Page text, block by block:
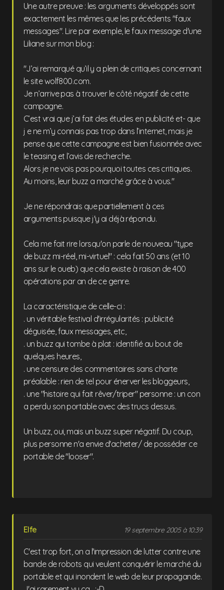
Une autre preuve : les arguments développés sont
exactement les mêmes que les précédents "faux
messages". Lire par exemple, le faux message d'une
Liliane sur mon blog :
"J’ai remarqué qu’il y a plein de critiques concernant
le site wolf800.com.
Je n’arrive pas à trouver le côté négatif de cette
campagne.
C’est vrai que j’ai fait des études en publicité et- que
j e ne m’y connais pas trop dans l’internet, mais je
pense que cette campagne est bien fusionnée avec
le teasing et l’avis de recherche.
Alors je ne vois pas pourquoi toutes ces critiques.
Au moins, leur buzz a marché grâce à vous."
Je ne répondrais que partiellement à ces
arguments puisque j'y ai déjà répondu.
Cela me fait rire lorsqu'on parle de nouveau "type
de buzz mi-réel, mi-virtuel" : cela fait 50 ans (et 10
ans sur le oueb) que cela existe à raison de 400
opérations par an de ce genre.
La caractéristique de celle-ci :
. un véritable festival d'irrégularités : publicité
déguisée, faux messages, etc,
. un buzz qui tombe à plat : identifié au bout de
quelques heures,
. une censure des commentaires sans charte
préalable : rien de tel pour énerver les bloggeurs,
. une "histoire qui fait rêver/triper" personne : un con
a perdu son portable avec des trucs dessus.
Un buzz, oui, mais un buzz super négatif. Du coup,
plus personne n'a envie d'acheter/ de posséder ce
portable de "looser".
Elfe 19 septembre 2005 à 10:39
C'est trop fort, on a l'impression de lutter contre une
bande de robots qui veulent conquérir le marché du
portable et qui inondent le web de leur propagande.